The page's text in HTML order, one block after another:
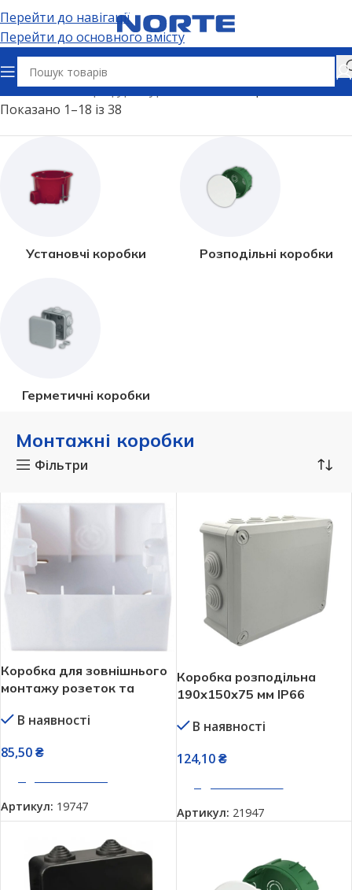
Перейти до навігації
Перейти до основного вмісту
Головна Електрофурнітура Монтажні коробки
Показано 1–18 із 38
Установчі коробки Розподільні коробки
Герметичні коробки
Монтажні коробки
Фільтри
Коробка для зовнішнього
монтажу розеток та
Arkedia Slim
В наявності
85,50₴
Артикул: 19747
Коробка розподільна
190х150х75 мм IP66
Neomax NX1047
В наявності
124,10₴
Артикул: 21947